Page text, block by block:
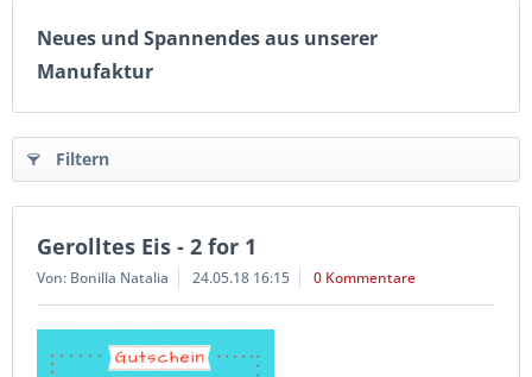
Neues und Spannendes aus unserer
Manufaktur
Filtern
Gerolltes Eis - 2 for 1
Von: Bonilla Natalia 24.05.18 16:15 0 Kommentare